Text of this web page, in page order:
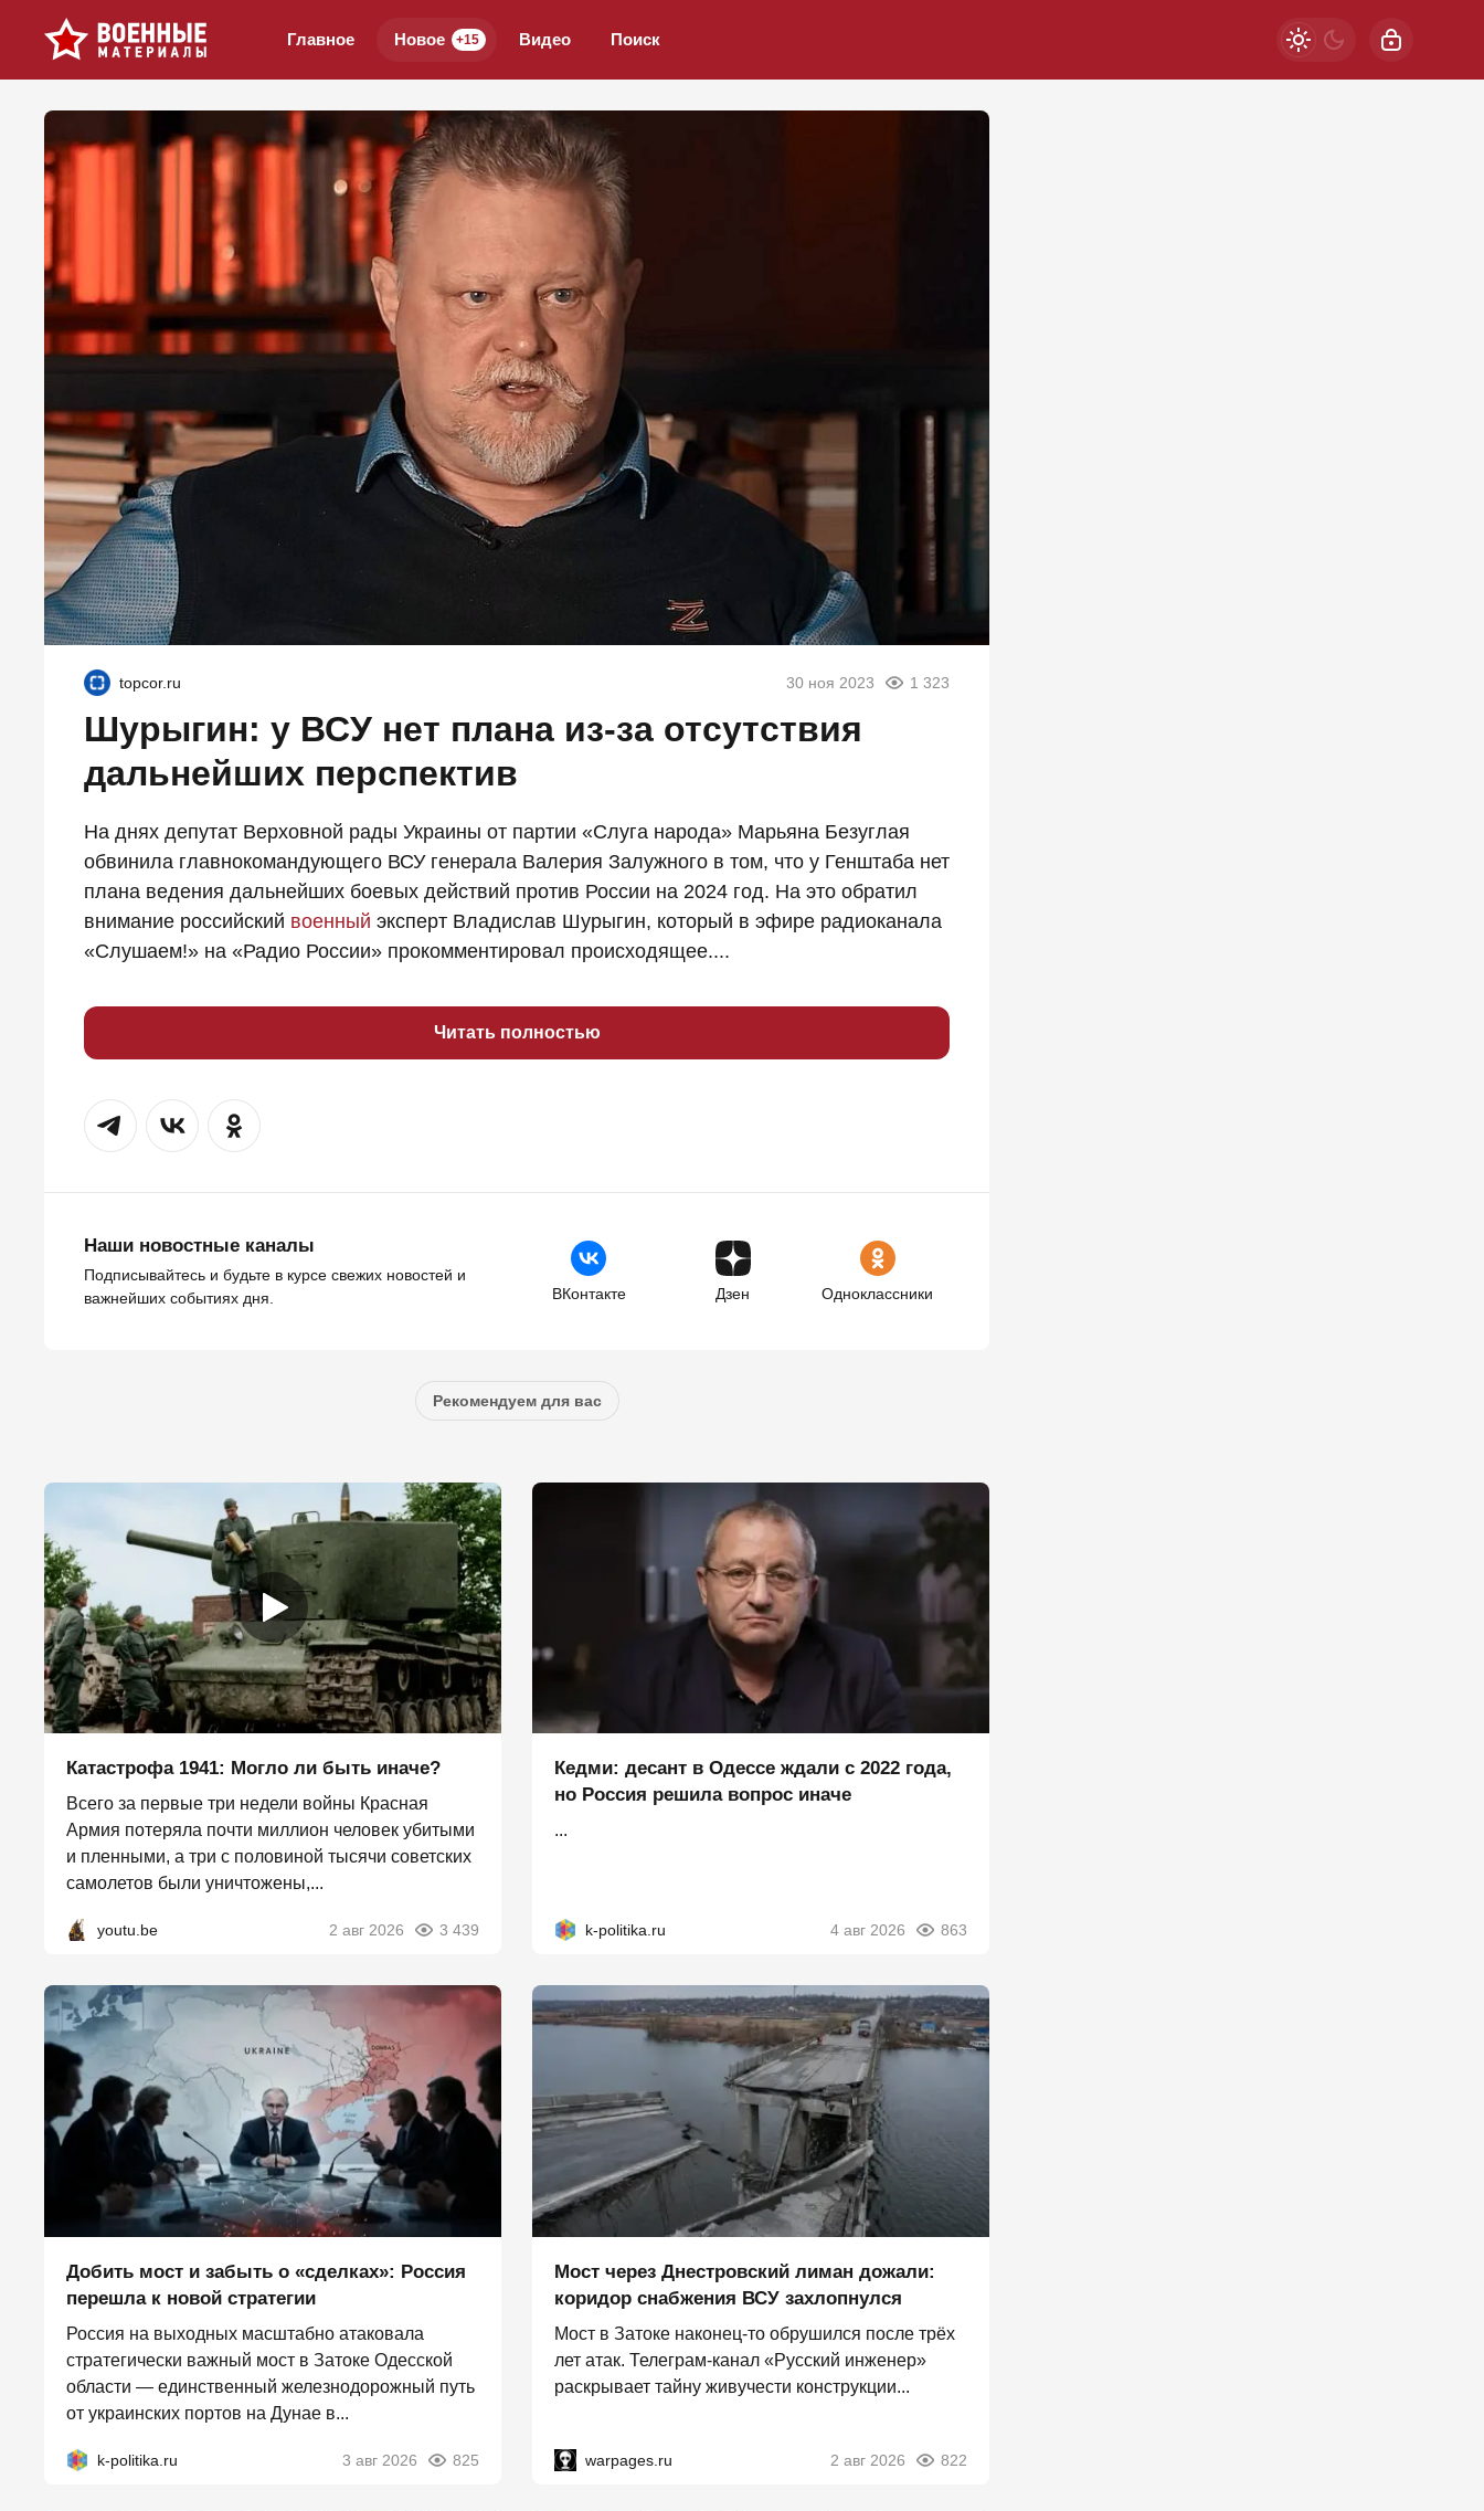
Главное Новое +15 Видео Поиск
topcor.ru 30 ноя 2023 1 323
Шурыгин: у ВСУ нет плана из-за отсутствия
дальнейших перспектив
На днях депутат Верховной рады Украины от партии «Слуга народа» Марьяна Безуглая
обвинила главнокомандующего ВСУ генерала Валерия Залужного в том, что у Генштаба нет
плана ведения дальнейших боевых действий против России на 2024 год. На это обратил
внимание российский военный эксперт Владислав Шурыгин, который в эфире радиоканала
«Слушаем!» на «Радио России» прокомментировал происходящее....
Читать полностью
Наши новостные каналы
Подписывайтесь и будьте в курсе свежих новостей и
важнейших событиях дня.
ВКонтакте Дзен Одноклассники
Рекомендуем для вас
Катастрофа 1941: Могло ли быть иначе?
Всего за первые три недели войны Красная
Армия потеряла почти миллион человек убитыми
и пленными, а три с половиной тысячи советских
самолетов были уничтожены,...
youtu.be 2 авг 2026 3 439
Кедми: десант в Одессе ждали с 2022 года,
но Россия решила вопрос иначе
...
k-politika.ru 4 авг 2026 863
Добить мост и забыть о «сделках»: Россия
перешла к новой стратегии
Россия на выходных масштабно атаковала
стратегически важный мост в Затоке Одесской
области — единственный железнодорожный путь
от украинских портов на Дунае в...
k-politika.ru 3 авг 2026 825
Мост через Днестровский лиман дожали:
коридор снабжения ВСУ захлопнулся
Мост в Затоке наконец-то обрушился после трёх
лет атак. Телеграм-канал «Русский инженер»
раскрывает тайну живучести конструкции...
warpages.ru 2 авг 2026 822